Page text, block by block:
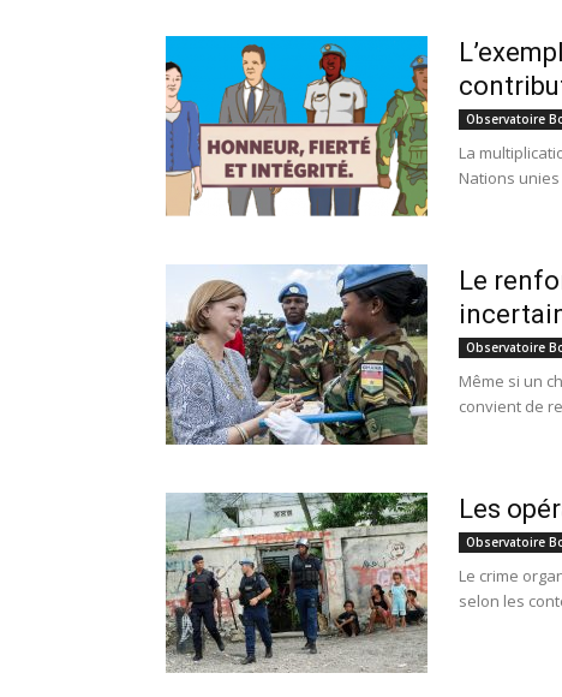
Observatoire
La
Nations
Le
Observatoire
Même si un
convient de
Les
Observatoire
Le crime
selon les